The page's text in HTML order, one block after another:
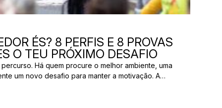
ÉS? 8 PERFIS E 8 PROVAS
O TEU PRÓXIMO DESAFIO
Há quem procure o melhor ambiente, uma
um novo desafio para manter a motivação. A
ter nada a ver com aquilo que outro […]